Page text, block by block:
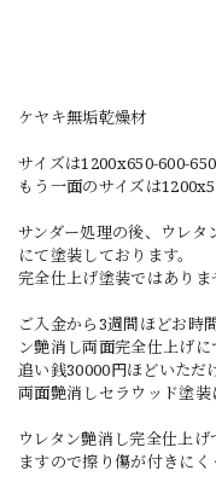
ケヤキ無垢乾燥材
サイズは1200x650-600-
もう一面のサイズは
サンダー処理の後、ウレタ
にて塗装しております。
完全仕上げ塗装ではありま
ご入金から3週間ほどお時
ン艶消し両面完全仕上げに
追い銭30000円ほどいただ
両面艶消しセラウッド塗
ウレタン艶消し完全仕上
ますので擦り傷が付きにく